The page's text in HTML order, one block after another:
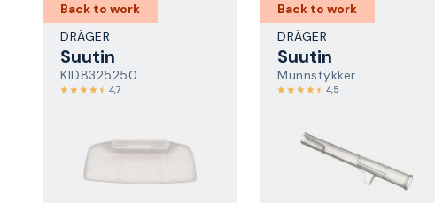
Back to work
DRÄGER
Suutin
KID8325250
4,7
Back to work
DRÄGER
Suutin
Munnstykker
4,5